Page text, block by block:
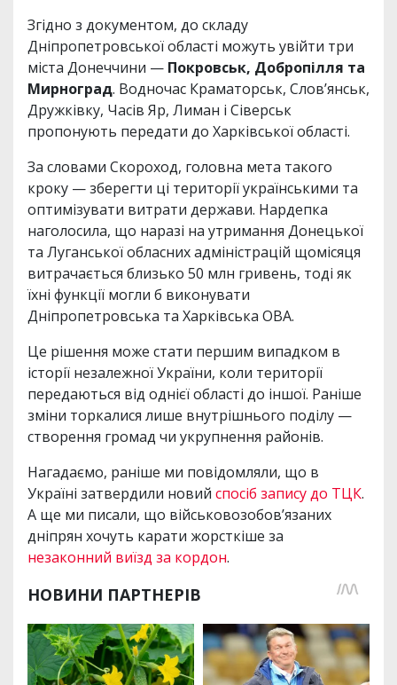
Згідно з документом, до складу
Дніпропетровської області можуть увійти три
міста Донеччини — Покровськ, Добропілля та
Мирноград. Водночас Краматорськ, Слов’янськ,
Дружківку, Часів Яр, Лиман і Сіверськ
пропонують передати до Харківської області.
За словами Скороход, головна мета такого
кроку — зберегти ці території українськими та
оптимізувати витрати держави. Нардепка
наголосила, що наразі на утримання Донецької
та Луганської обласних адміністрацій щомісяця
витрачається близько 50 млн гривень, тоді як
їхні функції могли б виконувати
Дніпропетровська та Харківська ОВА.
Це рішення може стати першим випадком в
історії незалежної України, коли території
передаються від однієї області до іншої. Раніше
зміни торкалися лише внутрішнього поділу —
створення громад чи укрупнення районів.
Нагадаємо, раніше ми повідомляли, що в
Україні затвердили новий спосіб запису до ТЦК.
А ще ми писали, що військовозобов’язаних
дніпрян хочуть карати жорсткіше за
незаконний виїзд за кордон.